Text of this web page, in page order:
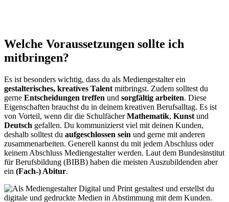
Welche Voraussetzungen sollte ich
mitbringen?
Es ist besonders wichtig, dass du als Mediengestalter ein
gestalterisches, kreatives Talent mitbringst. Zudem solltest du
gerne Entscheidungen treffen und sorgfältig arbeiten. Diese
Eigenschaften brauchst du in deinem kreativen Berufsalltag. Es ist
von Vorteil, wenn dir die SchulfächerMathematik, Kunst und
Deutsch gefallen. Du kommunizierst viel mit deinen Kunden,
deshalb solltest du aufgeschlossen sein und gerne mit anderen
zusammenarbeiten. Generell kannst du mit jedem Abschluss oder
keinem Abschluss Mediengestalter werden. Laut dem Bundesinstitut
für Berufsbildung (BIBB) haben die meisten Auszubildenden aber
ein (Fach-) Abitur.